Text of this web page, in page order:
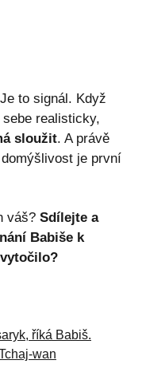
to signál. Když
realisticky,
sloužit. A právě
je první
váš? Sdílejte a
Babiše k
říká Babiš.
wan